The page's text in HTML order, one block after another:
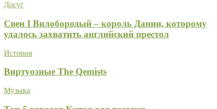
Досуг
Свен I Вилобородый – король Дании, которому
удалось захватить английский престол
История
Виртуозные The Qemists
Музыка